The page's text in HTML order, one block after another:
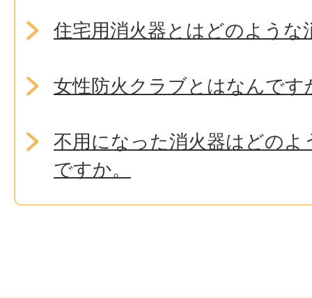
住宅用消火器とはどのような
女性防火クラブとはなんです
不用になった消火器はどの
ですか。